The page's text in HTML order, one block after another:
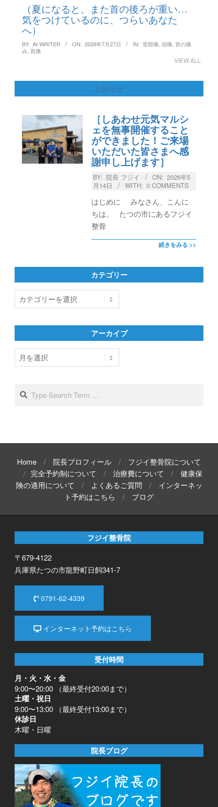
（夏になると、また首の後ろが重い…
気をつけているのに、つらいあなた
へ）
BY: AI-WRITER ON: 2026年7月27日 IN: 背部痛 頭痛 首の痛
み 首痛
VIEW ALL
お知らせ
［しあわせ元気マルシ
ェを無事開催すること
ができました！ご来場
いただいた皆さまへ感
謝申し上げます］
BY: 院長 フジイ ON: 2026年5
月14日
WITH: 0 COMMENTS
はじめに みなさん、こんに
ちは。 たつの市にあるフジイ
整骨
続きをみる >>
カテゴリー
テ
リ
アーカイブ
ア
ー
ブSearch
Home 院長プロフィール
フジイ整骨院について
完全予約制について
治療費について
健康保
険の適用について
よくあるご質問
インターネッ
ト予約はこちら
ブログ
フジイ整骨院
〒679-4122
兵庫県たつの市龍野町日飼341-7
0791-62-4339
インターネット予約はこちら
受付時間
月・火・水・金
9:00〜20:00 （最終受付20:00まで）
土曜・祝日
9:00〜13:00 （最終受付13:00まで）
休診日
木曜・日曜
院長ブログ